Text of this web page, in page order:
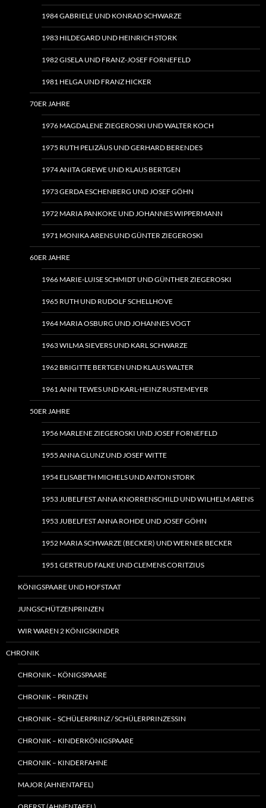
1984 GABRIELE UND KONRAD SCHWARZE
1983 HILDEGARD UND HEINRICH STORK
1982 GISELA UND FRANZ-JOSEF FORNEFELD
1981 HELGA UND FRANZ HICKER
70ER JAHRE
1976 MAGDALENE ZIEGEROSKI UND WALTER KOCH
1975 RUTH PELIZÄUS UND GERHARD BERENDES
1974 ANITA GREWE UND KLAUS BERTGEN
1973 GERDA ESCHENBERG UND JOSEF GÖHN
1972 MARIA PANKOKE UND JOHANNES WIPPERMANN
1971 MONIKA ARENS UND GÜNTER ZIEGEROSKI
60ER JAHRE
1966 MARIE-LUISE SCHMIDT UND GÜNTHER ZIEGEROSKI
1965 RUTH UND RUDOLF SCHELLHOVE
1964 MARIA OSBURG UND JOHANNES VOGT
1963 WILMA SIEVERS UND KARL SCHWARZE
1962 BRIGITTE BERTGEN UND KLAUS WALTER
1961 ANNI TEWES UND KARL-HEINZ RUSTEMEYER
50ER JAHRE
1956 MARLENE ZIEGEROSKI UND JOSEF FORNEFELD
1955 ANNA GLUNZ UND JOSEF WITTE
1954 ELISABETH MICHELS UND ANTON STORK
1953 JUBELFEST ANNA KNORRENSCHILD UND WILHELM ARENS
1953 JUBELFEST ANNA ROHDE UND JOSEF GÖHN
1952 MARIA SCHWARZE (BECKER) UND WERNER BECKER
1951 GERTRUD FALKE UND CLEMENS CORITZIUS
KÖNIGSPAARE UND HOFSTAAT
JUNGSCHÜTZENPRINZEN
WIR WAREN 2 KÖNIGSKINDER
CHRONIK
CHRONIK – KÖNIGSPAARE
CHRONIK – PRINZEN
CHRONIK – SCHÜLERPRINZ / SCHÜLERPRINZESSIN
CHRONIK – KINDERKÖNIGSPAARE
CHRONIK – KINDERFAHNE
MAJOR (AHNENTAFEL)